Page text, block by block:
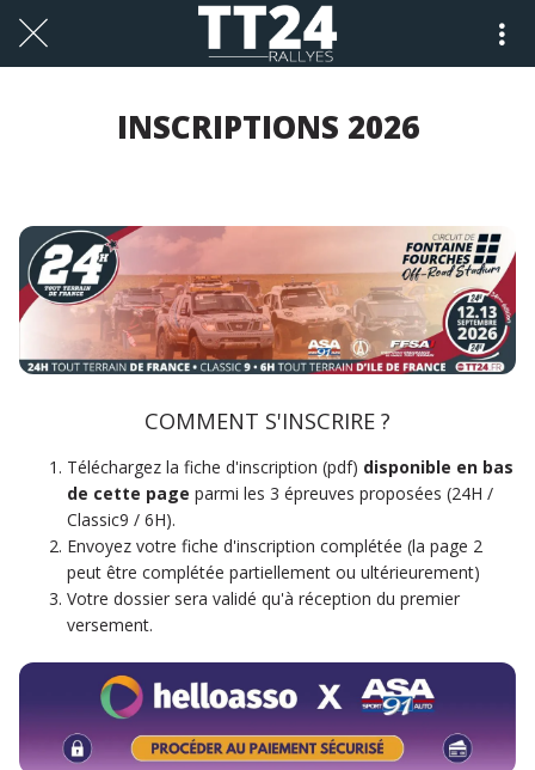
INSCRIPTIONS 2026
COMMENT S'INSCRIRE ?
Téléchargez la fiche d'inscription (pdf) disponible en bas
de cette page parmi les 3 épreuves proposées (24H /
Classic9 / 6H).
Envoyez votre fiche d'inscription complétée (la page 2
peut être complétée partiellement ou ultérieurement)
Votre dossier sera validé qu'à réception du premier
versement.